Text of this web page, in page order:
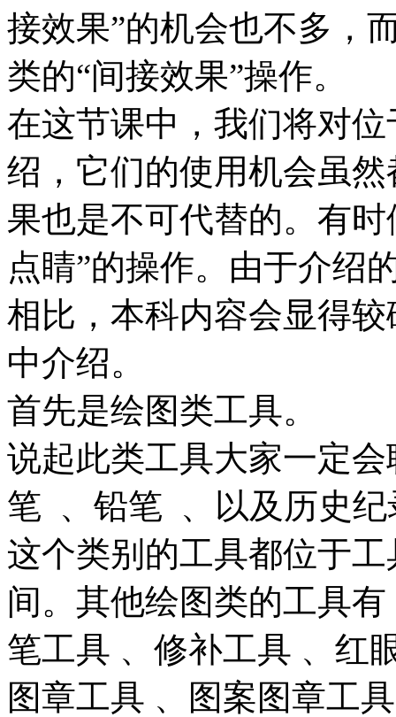
接效果”的机会也不多，
类的“间接效果”操作。
在这节课中，我们将对
绍，它们的使用机会虽
果也是不可代替的。有
点睛”的操作。由于介绍
相比，本科内容会显得
中介绍。
首先是绘图类工具。
说起此类工具大家一定
笔 、铅笔 、以及历史
这个类别的工具都位于
间。其他绘图类的工具
笔工具 、修补工具 、红
图章工具 、图案图章工